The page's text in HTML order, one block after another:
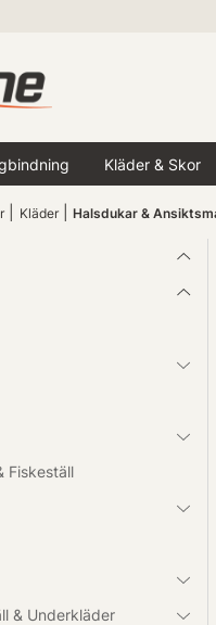
Kläder & Skor
Kläder Halsdukar &
Fiskeställ
& Underkläder